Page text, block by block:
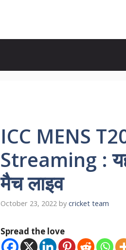
ICC MENS
Streaming :
मैच लाइव
October 23, 2022 by cricket team
Spread the love